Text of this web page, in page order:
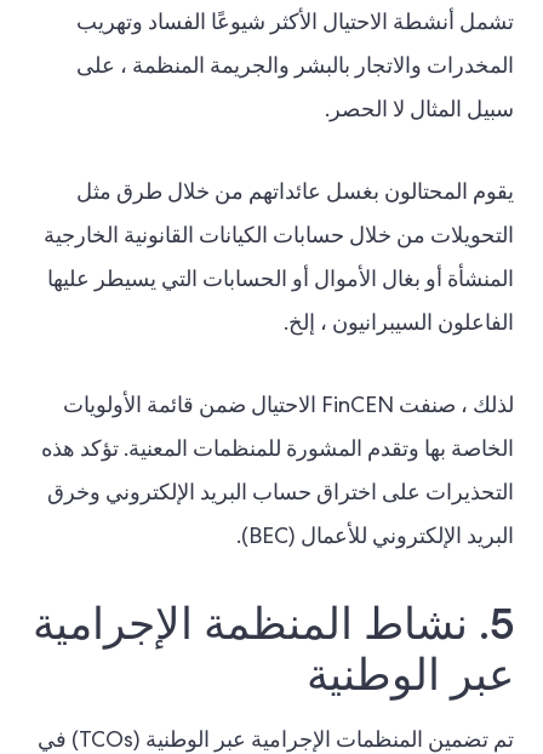
تشمل أنشطة الاحتيال الأكثر شيوعًا الفساد وتهريب
المخدرات والاتجار بالبشر والجريمة المنظمة ، على
سبيل المثال لا الحصر.
يقوم المحتالون بغسل عائداتهم من خلال طرق مثل
التحويلات من خلال حسابات الكيانات القانونية الخارجية
المنشأة أو بغال الأموال أو الحسابات التي يسيطر عليها
الفاعلون السيبرانيون ، إلخ.
لذلك ، صنفت FinCEN الاحتيال ضمن قائمة الأولويات
الخاصة بها وتقدم المشورة للمنظمات المعنية. تؤكد هذه
التحذيرات على اختراق حساب البريد الإلكتروني وخرق
البريد الإلكتروني للأعمال (BEC).
5. نشاط المنظمة الإجرامية
عبر الوطنية
تم تضمين المنظمات الإجرامية عبر الوطنية (TCOs) في